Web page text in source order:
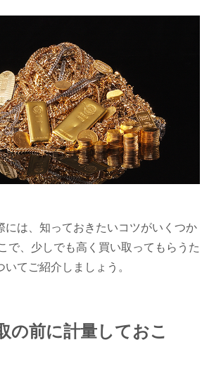
には、知っておきたいコツがいくつか
で、少しでも高く買い取ってもらうた
てご紹介しましょう。
の前に計量しておこ